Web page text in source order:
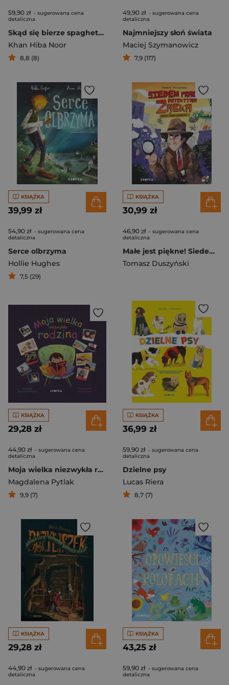
59,90 zł - sugerowana cena
detaliczna
Skąd się bierze spaghetti pies i inne naukowe tajemnice wszechświata!
Khan Hiba Noor
8,8 (8)
49,90 zł - sugerowana cena
detaliczna
Najmniejszy słoń świata
Maciej Szymanowicz
7,9 (117)
KSIĄŻKA
39,99 zł
54,90 zł - sugerowana cena
detaliczna
Serce olbrzyma
Hollie Hughes
7,5 (29)
KSIĄŻKA
30,99 zł
46,90 zł - sugerowana cena
detaliczna
Małe jest piękne! Siedem spraw detektywa Ząbka
Tomasz Duszyński
KSIĄŻKA
29,28 zł
44,90 zł - sugerowana cena
detaliczna
Moja wielka niezwykła rodzina
Magdalena Pytlak
9,9 (7)
KSIĄŻKA
36,99 zł
59,90 zł - sugerowana cena
detaliczna
Dzielne psy
Lucas Riera
8,7 (7)
KSIĄŻKA
29,28 zł
44,90 zł - sugerowana cena
detaliczna
KSIĄŻKA
43,25 zł
59,90 zł - sugerowana cena
detaliczna